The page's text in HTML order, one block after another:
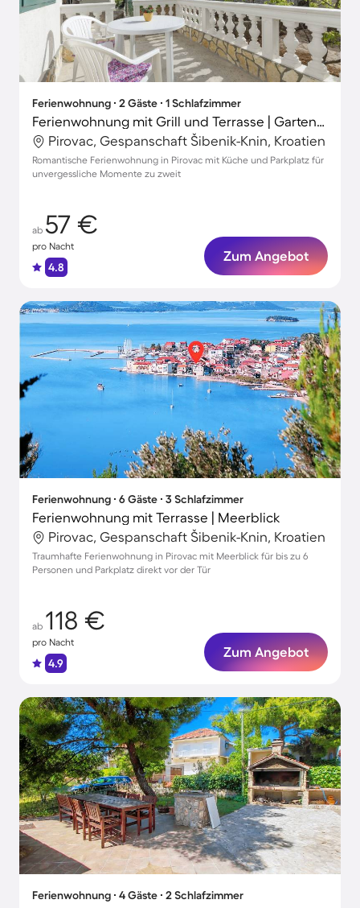
Ferienwohnung ∙ 2 Gäste ∙ 1 Schlafzimmer
Ferienwohnung mit Grill und Terrasse | Gartenblick
Pirovac, Gespanschaft Šibenik-Knin, Kroatien
Romantische Ferienwohnung in Pirovac mit Küche und Parkplatz für
unvergessliche Momente zu zweit
ab 57 €
pro Nacht
4.8
Zum Angebot
Ferienwohnung ∙ 6 Gäste ∙ 3 Schlafzimmer
Ferienwohnung mit Terrasse | Meerblick
Pirovac, Gespanschaft Šibenik-Knin, Kroatien
Traumhafte Ferienwohnung in Pirovac mit Meerblick für bis zu 6
Personen und Parkplatz direkt vor der Tür
ab 118 €
pro Nacht
4.9
Zum Angebot
Ferienwohnung ∙ 4 Gäste ∙ 2 Schlafzimmer